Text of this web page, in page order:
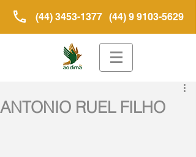
(44) 3453-1377 (44) 9 9103-5629
ANTONIO RUEL FILHO